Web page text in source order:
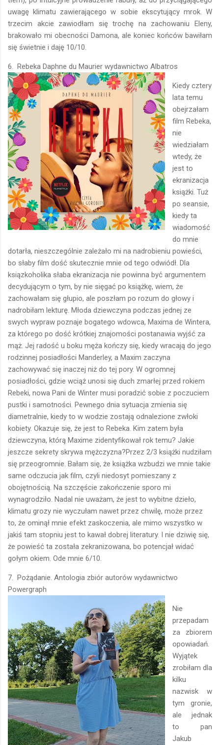
uwagę klimatu zawierającego w sobie ekscytujący mrok. W
trzecim akcie zawiodłam się trochę na zachowaniu Eleny,
brakowało mi obecności Damona, ale koniec końców bawiłam
się świetnie i daję 10/10.
6. Rebeka Daphne du Maurier wydawnictwo Albatros
Kiedy cztery
lata temu
obejrzałam
film Rebeka,
nie
wiedziałam
wtedy, że
jest to
ekranizacja
książki. Tuż
po seansie,
kiedy ta
wiadomość
do mnie
dotarła, nieszczególnie zależało mi na nadrobieniu powieści,
bo słaby film dość skutecznie mnie od tego odwiódł. Dla
ksiązkoholika słaba ekranizacja nie powinna być argumentem
decydującym o tym, by nie sięgać po książkę, wiem, że
zachowałam się głupio, ale poszłam po rozum do głowy i
nadrobiłam lekturę. Młoda dziewczyna podczas jednej ze
swych wypraw poznaje bogatego wdowca, Maxima de Wintera,
za którego po dość krótkiej znajomości postanawia wyjść za
mąż. Jej radość u boku męża kończy się, kiedy wracają do jego
rodzinnej posiadłości Manderley, a Maxim zaczyna
zachowywać się inaczej niż do tej pory. W ogromnej
posiadłości, gdzie wciąż unosi się duch zmarłej przed rokiem
Rebeki, nowa Pani de Winter musi poradzić sobie z poczuciem
pustki i samotności. Pewnego dnia sytuacja zmienia się
diametralnie, kiedy to w wodzie zostają odnalezione zwłoki
kobiety. Okazuje się, że jest to Rebeka. Kim zatem była
dziewczyna, którą Maxime zidentyfikował rok temu? Jakie
jeszcze sekrety skrywa mężczyzna?Przez 2/3 książki nudziłam
się przeogromnie. Bałam się, że książka wzbudzi we mnie takie
same odczucia jak film, czyli niedosyt pomieszany z
obojętnością. Na szczęście zakończenie sporo mi
wynagrodziło. Nadal nie uważam, że jest to wybitne dzieło,
klimatu grozy nie wyczułam nawet przez chwilę, może przez
to, że ominął mnie efekt zaskoczenia, ale mimo wszystko w
jakiś tam stopniu jest to kawał dobrej literatury. I nie dziwię się,
że powieść ta została zekranizowana, bo potencjał widać
gołym okiem. Ode mnie 6/10.
7. Pożądanie. Antologia zbiór autorów wydawnictwo
Powergraph
Nie
przepadam
za zbiorem
opowiadań.
Wyjątek
zrobiłam dla
kilku
nazwisk w
tym gronie,
ale jednak
to pan
Jakub